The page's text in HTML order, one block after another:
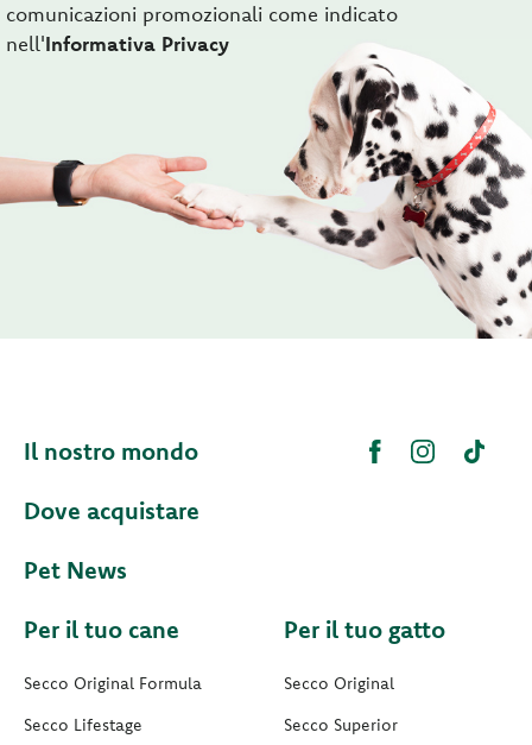
comunicazioni promozionali come indicato
nell'Informativa Privacy
Il nostro mondo
Dove acquistare
Pet News
Per il tuo cane
Secco Original Formula
Secco Lifestage
Per il tuo gatto
Secco Original
Secco Superior